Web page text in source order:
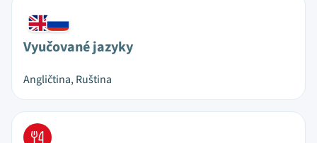
Vyučované jazyky
Angličtina, Ruština